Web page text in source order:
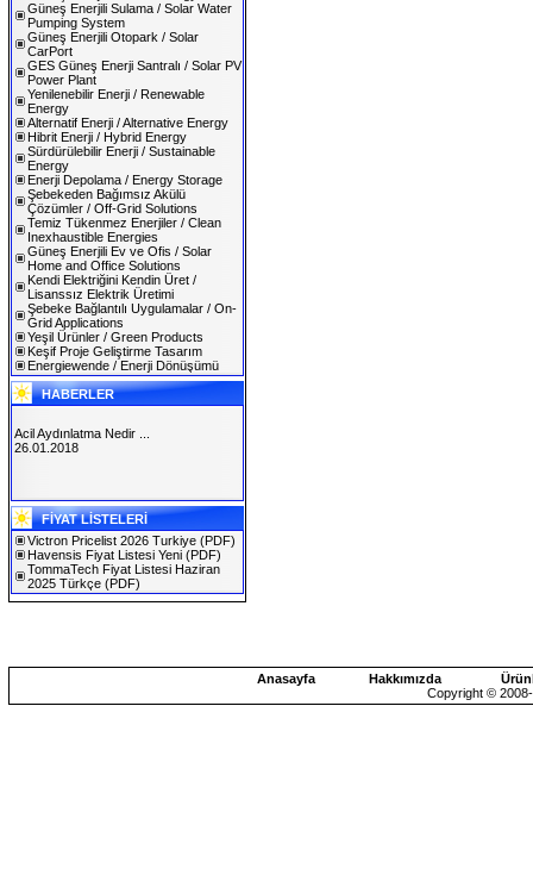
Güneş Enerjili Sulama / Solar Water
Pumping System
Güneş Enerjili Otopark / Solar
CarPort
GES Güneş Enerji Santralı / Solar PV
Power Plant
Yenilenebilir Enerji / Renewable
Energy
Alternatif Enerji / Alternative Energy
Hibrit Enerji / Hybrid Energy
Sürdürülebilir Enerji / Sustainable
Energy
Enerji Depolama / Energy Storage
Şebekeden Bağımsız Akülü
Çözümler / Off-Grid Solutions
Temiz Tükenmez Enerjiler / Clean
Inexhaustible Energies
Güneş Enerjili Ev ve Ofis / Solar
Home and Office Solutions
Kendi Elektriğini Kendin Üret /
Lisanssız Elektrik Üretimi
Şebeke Bağlantılı Uygulamalar / On-
Grid Applications
Yeşil Ürünler / Green Products
Keşif Proje Geliştirme Tasarım
Energiewende / Enerji Dönüşümü
HABERLER
SOLAREX ISTANBUL 2019
30.01.2019
Acil Aydınlatma Nedir ...
26.01.2018
FİYAT LİSTELERİ
Victron Pricelist 2026 Turkiye (PDF)
Havensis Fiyat Listesi Yeni (PDF)
TommaTech Fiyat Listesi Haziran
2025 Türkçe (PDF)
Anasayfa Hakkımızda
Copyright ©